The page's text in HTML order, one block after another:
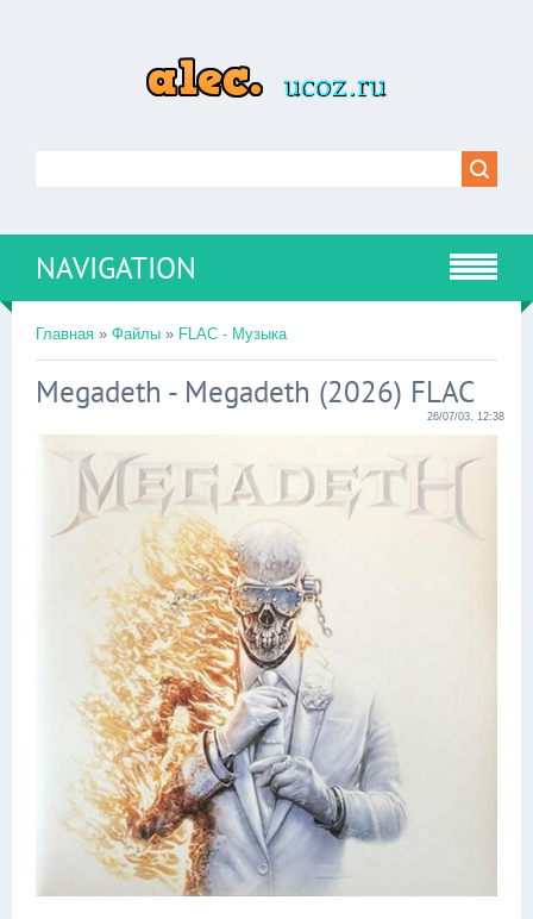
NAVIGATION
Главная » Файлы » FLAC - Музыка
Megadeth - Megadeth (2026) FLAC
26/07/03, 12:38